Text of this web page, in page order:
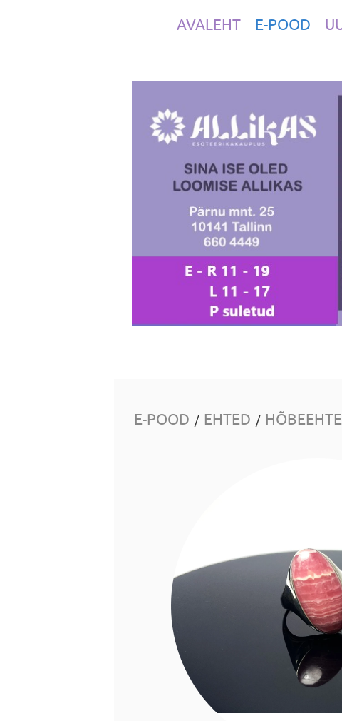
AVALEHT E-POOD
E-POOD / EHTED /